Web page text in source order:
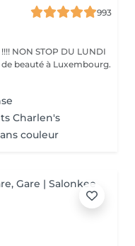
993
NON STOP DU LUNDI
Charlen's
couleur